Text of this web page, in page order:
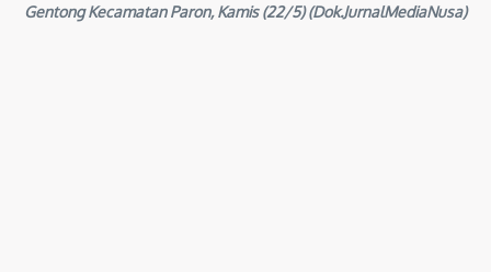
Gentong Kecamatan Paron, Kamis (22/5) (Dok.JurnalMediaNusa)